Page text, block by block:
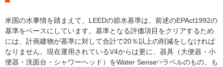
米国の水事情を踏まえて、LEEDの節水基準は、前述のEPAct1992の
基準をベースにしています。基準となる評価項目をクリアするため
には、計画建物が基準に対して合計で20％以上の削減をしなければ
なりません。 現在運用されているV4からは更に、器具（大便器・小
便器・洗面台・シャワーヘッド）をWater Sense(*1)ラベルのもの、も